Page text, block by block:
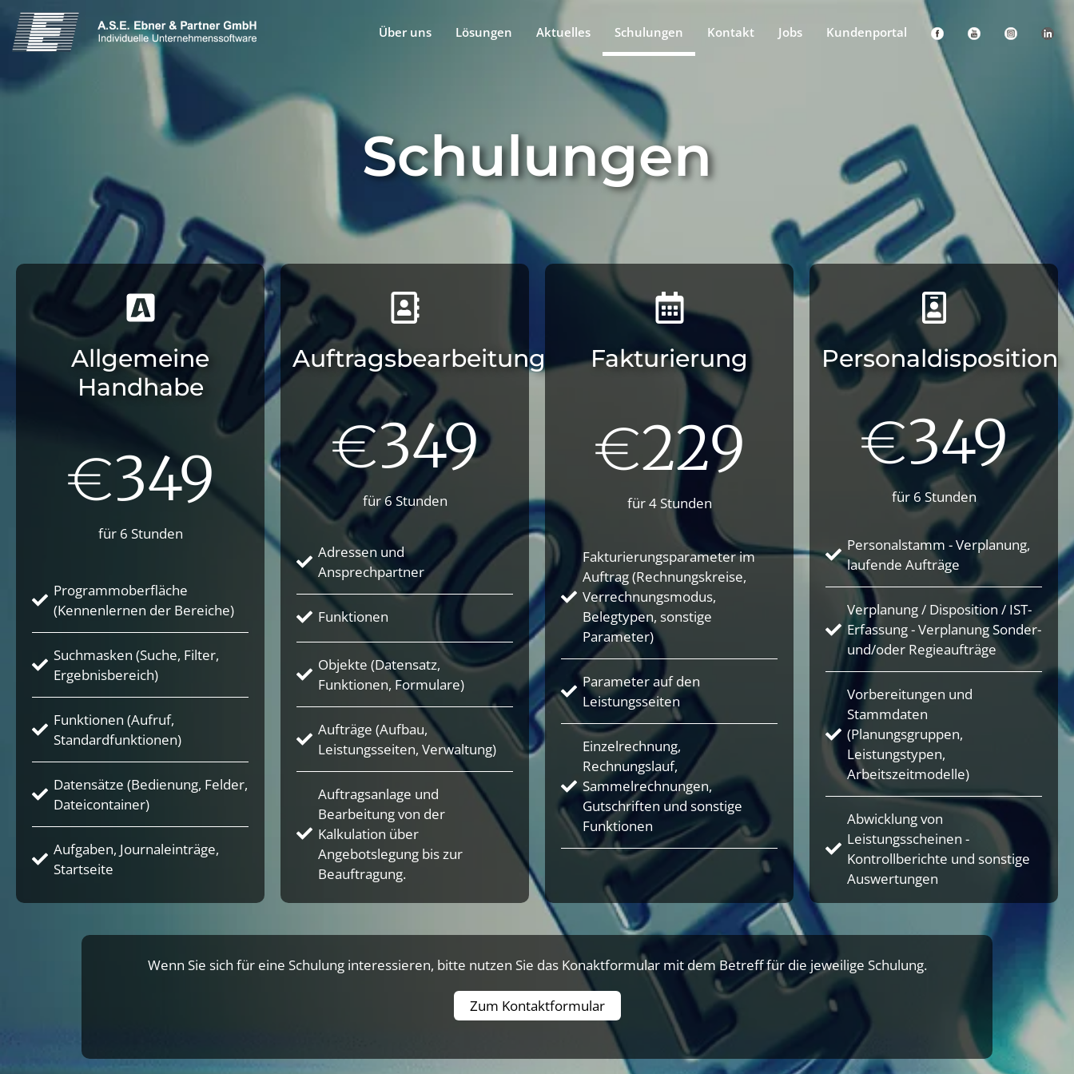
Über uns Lösungen Aktuelles Schulungen Kontakt Jobs Kundenportal
Schulungen
Allgemeine
Handhabe
€349
für 6 Stunden
Programmoberfläche
(Kennenlernen der Bereiche)
Suchmasken (Suche, Filter,
Ergebnisbereich)
Funktionen (Aufruf,
Standardfunktionen)
Datensätze (Bedienung, Felder,
Dateicontainer)
Aufgaben, Journaleinträge,
Startseite
Auftragsbearbeitung
€349
für 6 Stunden
Adressen und
Ansprechpartner
Funktionen
Objekte (Datensatz,
Funktionen, Formulare)
Aufträge (Aufbau,
Leistungsseiten, Verwaltung)
Auftragsanlage und
Bearbeitung von der
Kalkulation über
Angebotslegung bis zur
Beauftragung.
Fakturierung
€229
für 4 Stunden
Fakturierungsparameter im
Auftrag (Rechnungskreise,
Verrechnungsmodus,
Belegtypen, sonstige
Parameter)
Parameter auf den
Leistungsseiten
Einzelrechnung,
Rechnungslauf,
Sammelrechnungen,
Gutschriften und sonstige
Funktionen
Personaldisposition
€349
für 6 Stunden
Personalstamm - Verplanung,
laufende Aufträge
Verplanung / Disposition / IST-
Erfassung - Verplanung Sonder-
und/oder Regieaufträge
Vorbereitungen und
Stammdaten
(Planungsgruppen,
Leistungstypen,
Arbeitszeitmodelle)
Abwicklung von
Leistungsscheinen -
Kontrollberichte und sonstige
Auswertungen
Wenn Sie sich für eine Schulung interessieren, bitte nutzen Sie das Konaktformular mit dem Betreff für die jeweilige Schulung.
Zum Kontaktformular